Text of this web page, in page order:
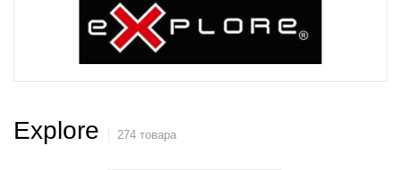
Explore 274 товара